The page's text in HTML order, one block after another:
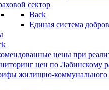
сектор
Back
Единая система
цены при
цен по Лабинскому
жилищно-коммунального